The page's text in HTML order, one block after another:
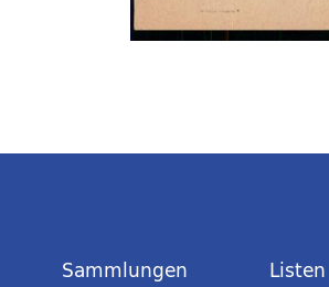
Sammlungen Listen